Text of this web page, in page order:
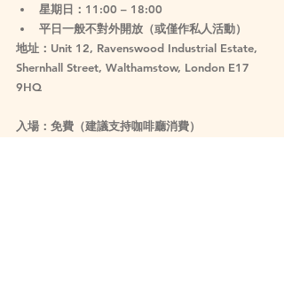
星期日：11:00 – 18:00
平日一般不對外開放（或僅作私人活動）
地址：Unit 12, Ravenswood Industrial Estate,
Shernhall Street, Walthamstow, London E17
9HQ
入場：免費（建議支持咖啡廳消費）